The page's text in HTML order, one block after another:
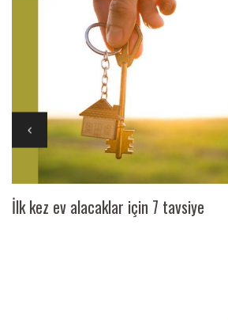
İlk kez ev alacaklar için 7 tavsiye